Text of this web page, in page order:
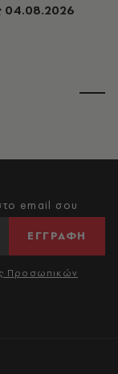
04.08.2026
email σου
ΕΓΓΡΑΦΗ
Προσωπικών